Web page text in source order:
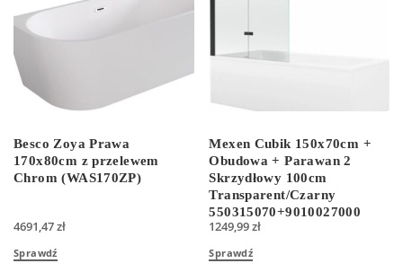
Besco Zoya Prawa
170x80cm z przelewem
Chrom (WAS170ZP)
4691,47zł
Sprawdź
Mexen Cubik 150x70cm +
Obudowa + Parawan 2
Skrzydłowy 100cm
Transparent/Czarny
550315070+9010027000
1249,99zł
Sprawdź